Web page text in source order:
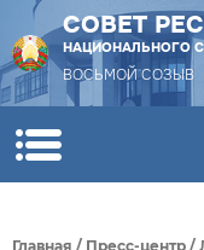
СОВЕТ
НАЦИОНАЛЬНОГО
ВОСЬМОЙ СОЗЫВ
Главная / Пресс-центр /